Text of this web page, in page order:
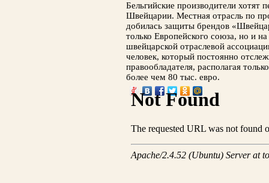
Бельгийские производители хотят
Швейцарии. Местная отрасль по
добилась защиты брендов
только Европейского союза, но и
швейцарской отраслевой
человек, который постоянно
правообладателя, располагая
более чем 80 тыс. евро.